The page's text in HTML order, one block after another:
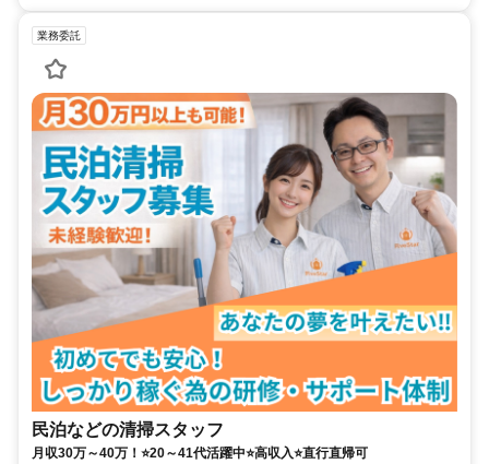
業務委託
民泊などの清掃スタッフ
月収30万～40万！⭐20～41代活躍中⭐高収入⭐直行直帰可